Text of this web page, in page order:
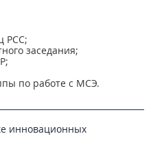
РСС;
заседания;
по работе с МСЭ.
инновационных